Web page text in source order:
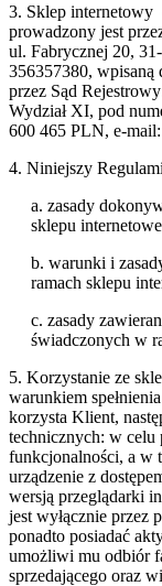
3. Sklep internetowy
prowadzony jest
ul. Fabrycznej 20,
356357380, wpisaną
przez Sąd
Wydział XI, pod
600 465 PLN, e-mail:
4. Niniejszy
a. zasady
sklepu
b. warunki i
ramach sklepu
c. zasady
świadczonych w
5. Korzystanie ze
warunkiem
korzysta Klient,
technicznych: w celu
funkcjonalności, a w
urządzenie z
wersją przeglądarki
jest wyłącznie przez
ponadto posiadać
umożliwi mu odbiór
sprzedającego oraz